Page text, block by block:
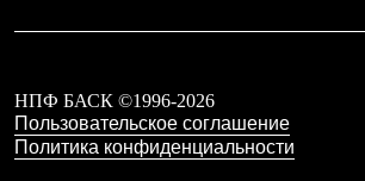
Ремни
Термоковрики
Уход за одеждой
В Арктику
НПФ БАСК ©1996-2026
Пользовательское соглашение
Политика конфиденциальности